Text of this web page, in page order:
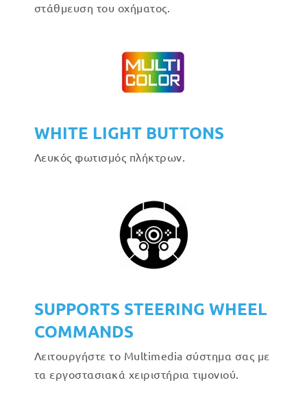
στάθμευση του οχήματος.
WHITE LIGHT BUTTONS
Λευκός φωτισμός πλήκτρων.
SUPPORTS STEERING WHEEL
COMMANDS
Λειτουργήστε το Multimedia σύστημα σας με
τα εργοστασιακά χειριστήρια τιμονιού.